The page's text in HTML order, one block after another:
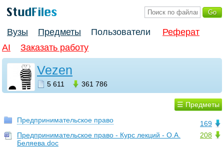
Вузы Предметы Пользователи
Реферат
AI
Заказать работу
Vezen
5 611 361 786
☰ Предметы
169
Предпринимательское право
208
Предпринимательское право - Курс лекций - О.А.
Беляева.doc